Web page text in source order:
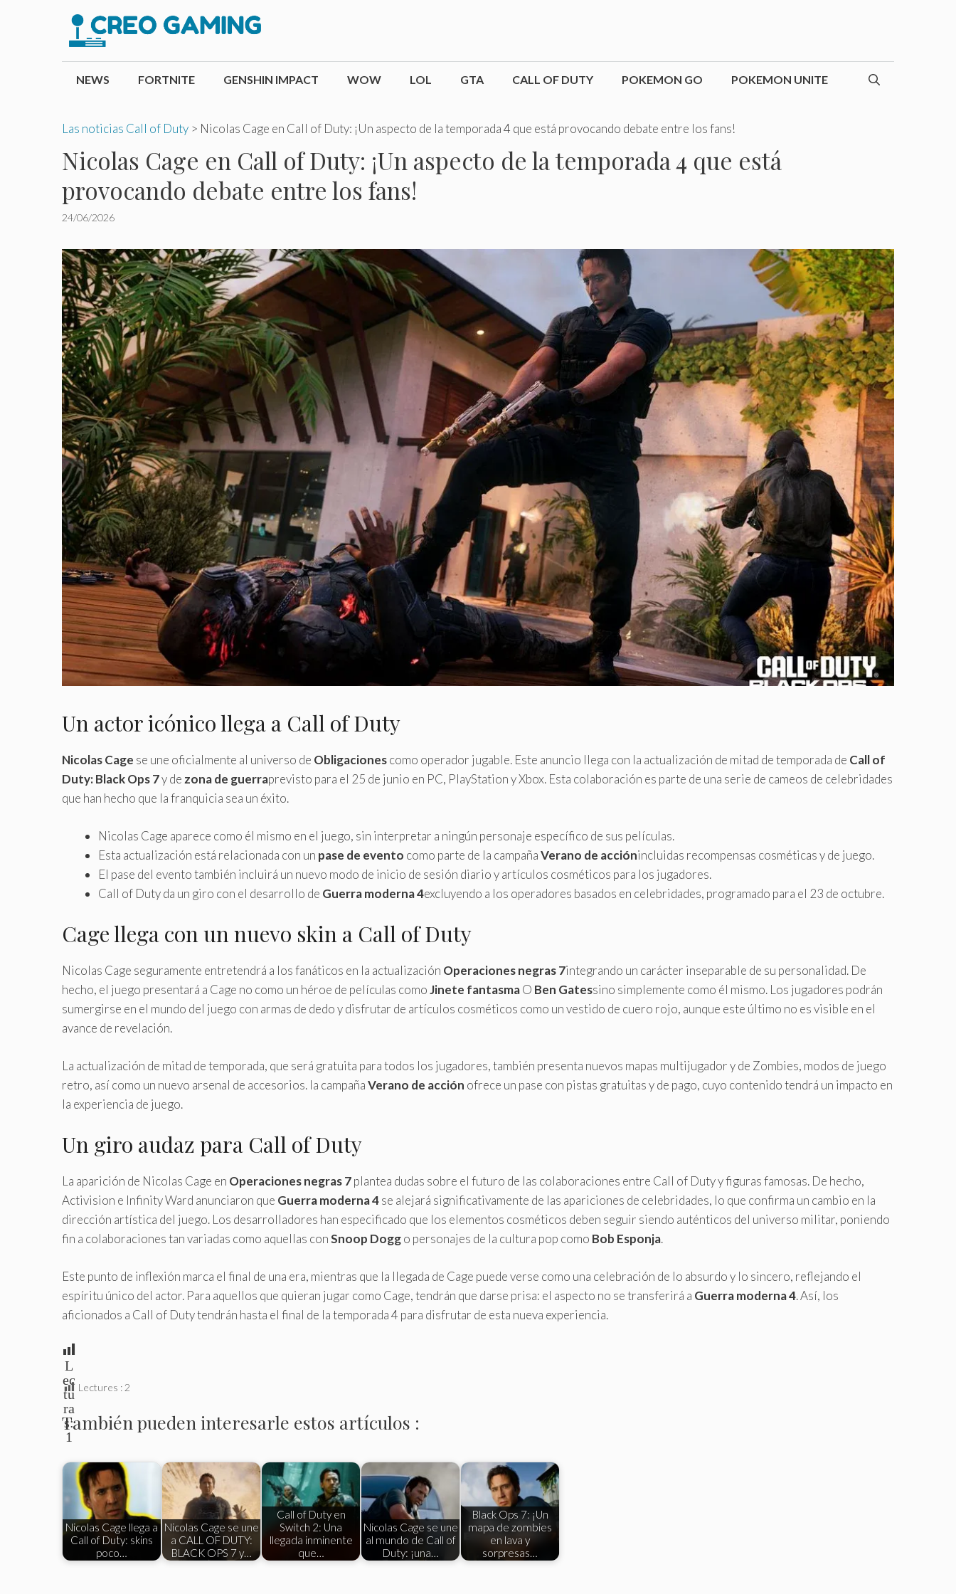
contenido
NEWS FORTNITE GENSHIN IMPACT WOW LOL GTA CALL OF DUTY POKEMON GO POKEMON UNITE
Las noticias Call of Duty > Nicolas Cage en Call of Duty: ¡Un aspecto de la temporada 4 que está provocando debate entre los fans!
Nicolas Cage en Call of Duty: ¡Un aspecto de la temporada 4 que está
provocando debate entre los fans!
24/06/2026
Un actor icónico llega a Call of Duty
Nicolas Cage se une oficialmente al universo de Obligacionescomo operador jugable. Este anuncio llega con la actualización de mitad de temporada de Call of
Duty: Black Ops 7y dezona de guerraprevisto para el 25 de junio en PC, PlayStation y Xbox. Esta colaboración es parte de una serie de cameos de celebridades
que han hecho que la franquicia sea un éxito.
Nicolas Cage aparece como él mismo en el juego, sin interpretar a ningún personaje específico de sus películas.
Esta actualización está relacionada con un pase de evento como parte de la campañaVerano de acciónincluidas recompensas cosméticas y de juego.
El pase del evento también incluirá un nuevo modo de inicio de sesión diario y artículos cosméticos para los jugadores.
Call of Duty da un giro con el desarrollo de Guerra moderna 4excluyendo a los operadores basados ​​en celebridades, programado para el 23 de octubre.
Cage llega con un nuevo skin a Call of Duty
Nicolas Cage seguramente entretendrá a los fanáticos en la actualización Operaciones negras 7integrando un carácter inseparable de su personalidad. De
hecho, el juego presentará a Cage no como un héroe de películas comoJinete fantasmaO Ben Gatessino simplemente como él mismo. Los jugadores podrán
sumergirse en el mundo del juego con armas de dedo y disfrutar de artículos cosméticos como un vestido de cuero rojo, aunque este último no es visible en el
avance de revelación.
La actualización de mitad de temporada, que será gratuita para todos los jugadores, también presenta nuevos mapas multijugador y de Zombies, modos de juego
retro, así como un nuevo arsenal de accesorios. la campañaVerano de acción ofrece un pase con pistas gratuitas y de pago, cuyo contenido tendrá un impacto en
la experiencia de juego.
Un giro audaz para Call of Duty
La aparición de Nicolas Cage en Operaciones negras 7plantea dudas sobre el futuro de las colaboraciones entre Call of Duty y figuras famosas. De hecho,
Activision e Infinity Ward anunciaron que Guerra moderna 4se alejará significativamente de las apariciones de celebridades, lo que confirma un cambio en la
dirección artística del juego. Los desarrolladores han especificado que los elementos cosméticos deben seguir siendo auténticos del universo militar, poniendo
fin a colaboraciones tan variadas como aquellas conSnoop Doggo personajes de la cultura pop como Bob Esponja.
Este punto de inflexión marca el final de una era, mientras que la llegada de Cage puede verse como una celebración de lo absurdo y lo sincero, reflejando el
espíritu único del actor. Para aquellos que quieran jugar como Cage, tendrán que darse prisa: el aspecto no se transferirá a Guerra moderna 4. Así, los
aficionados a Call of Duty tendrán hasta el final de la temporada 4 para disfrutar de esta nueva experiencia.
L
ec
tu
ra
s:
1
Lectures : 2
También pueden interesarle estos artículos :
Nicolas Cage llega a
Call of Duty: skins
poco…
Nicolas Cage se une
a CALL OF DUTY:
BLACK OPS 7 y…
Call of Duty en
Switch 2: Una
llegada inminente
que…
Nicolas Cage se une
al mundo de Call of
Duty: ¡una…
Black Ops 7: ¡Un
mapa de zombies
en lava y
sorpresas…